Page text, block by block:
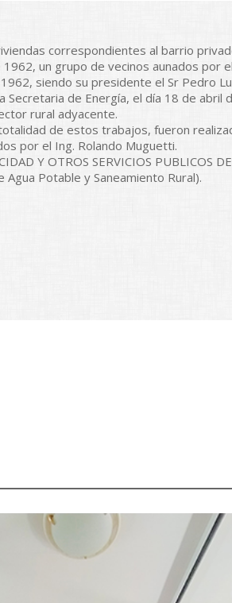
correspondientes al barrio
un grupo de vecinos aunados por
siendo su presidente el Sr Pedro
de Energía, el día 18 de abril
rural adyacente.
de estos trabajos, fueron
por el Ing. Rolando Muguetti.
Y OTROS SERVICIOS PUBLICOS
Potable y Saneamiento Rural).